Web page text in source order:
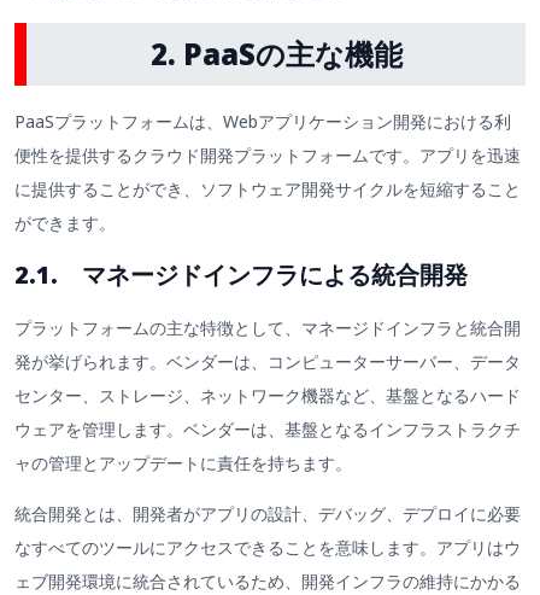
2. PaaSの主な機能
PaaSプラットフォームは、Webアプリケーション開発における利
便性を提供するクラウド開発プラットフォームです。アプリを迅速
に提供することができ、ソフトウェア開発サイクルを短縮すること
ができます。
2.1. マネージドインフラによる統合開発
プラットフォームの主な特徴として、マネージドインフラと統合開
発が挙げられます。ベンダーは、コンピューターサーバー、データ
センター、ストレージ、ネットワーク機器など、基盤となるハード
ウェアを管理します。ベンダーは、基盤となるインフラストラクチ
ャの管理とアップデートに責任を持ちます。
統合開発とは、開発者がアプリの設計、デバッグ、デプロイに必要
なすべてのツールにアクセスできることを意味します。アプリはウ
ェブ開発環境に統合されているため、開発インフラの維持にかかる